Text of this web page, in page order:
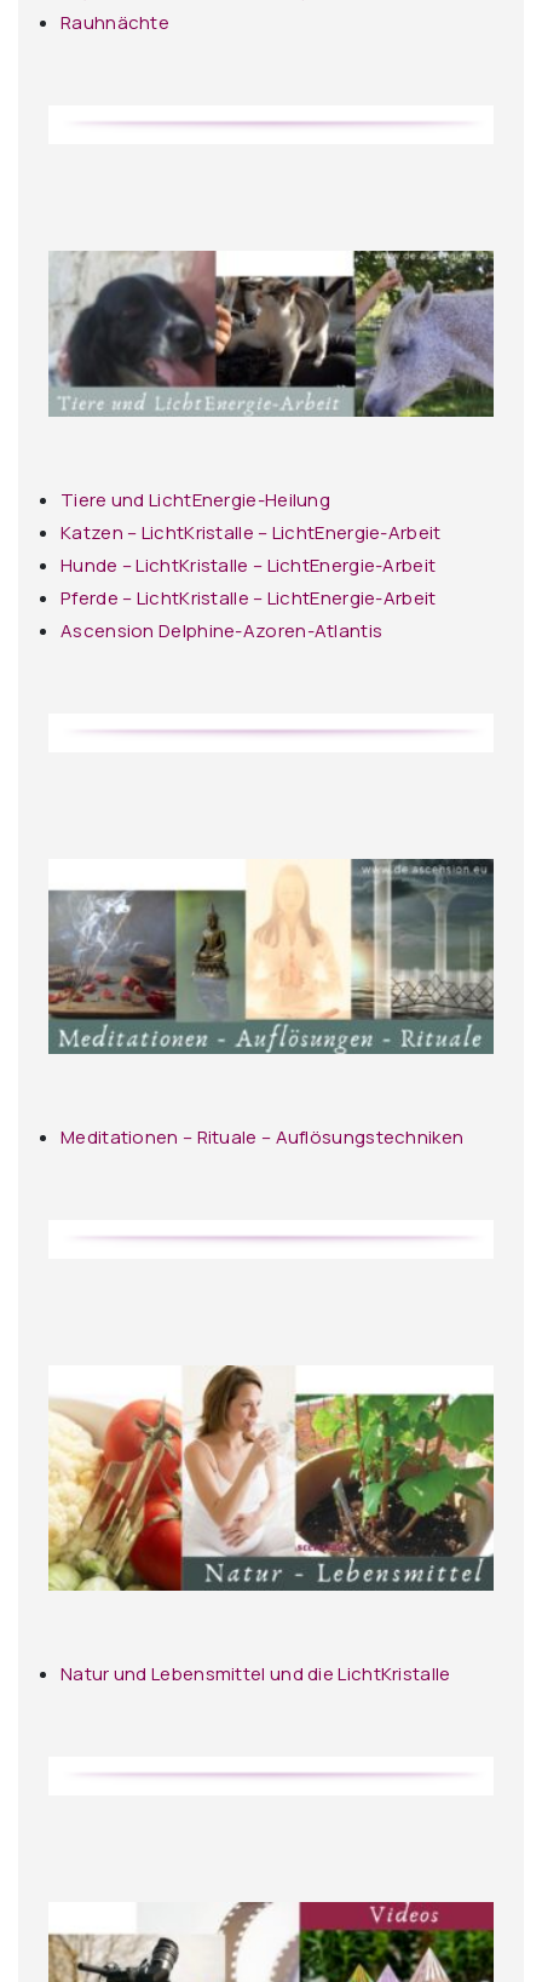
Rauhnächte
Tiere und LichtEnergie-Heilung
Katzen – LichtKristalle – LichtEnergie-Arbeit
Hunde – LichtKristalle – LichtEnergie-Arbeit
Pferde – LichtKristalle – LichtEnergie-Arbeit
Ascension Delphine-Azoren-Atlantis
Meditationen – Rituale – Auflösungstechniken
Natur und Lebensmittel und die LichtKristalle